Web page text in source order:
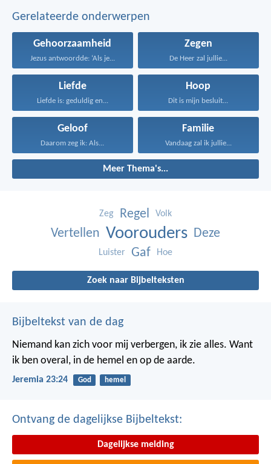
Gerelateerde onderwerpen
Gehoorzaamheid
Jezus antwoordde: ‘Als je...
Zegen
De Heer zal jullie...
Liefde
Liefde is: geduldig en...
Hoop
Dit is mijn besluit...
Geloof
Daarom zeg ik: Als...
Familie
Vandaag zal ik jullie...
Meer Thema's...
Zeg Regel Volk
Vertellen Voorouders Deze
Luister Gaf Hoe
Zoek naar Bijbelteksten
Bijbeltekst van de dag
Niemand kan zich voor mij verbergen, ik zie alles. Want
ik ben overal, in de hemel en op de aarde.
Jeremia 23:24 God hemel
Ontvang de dagelijkse Bijbeltekst:
Dagelijkse melding